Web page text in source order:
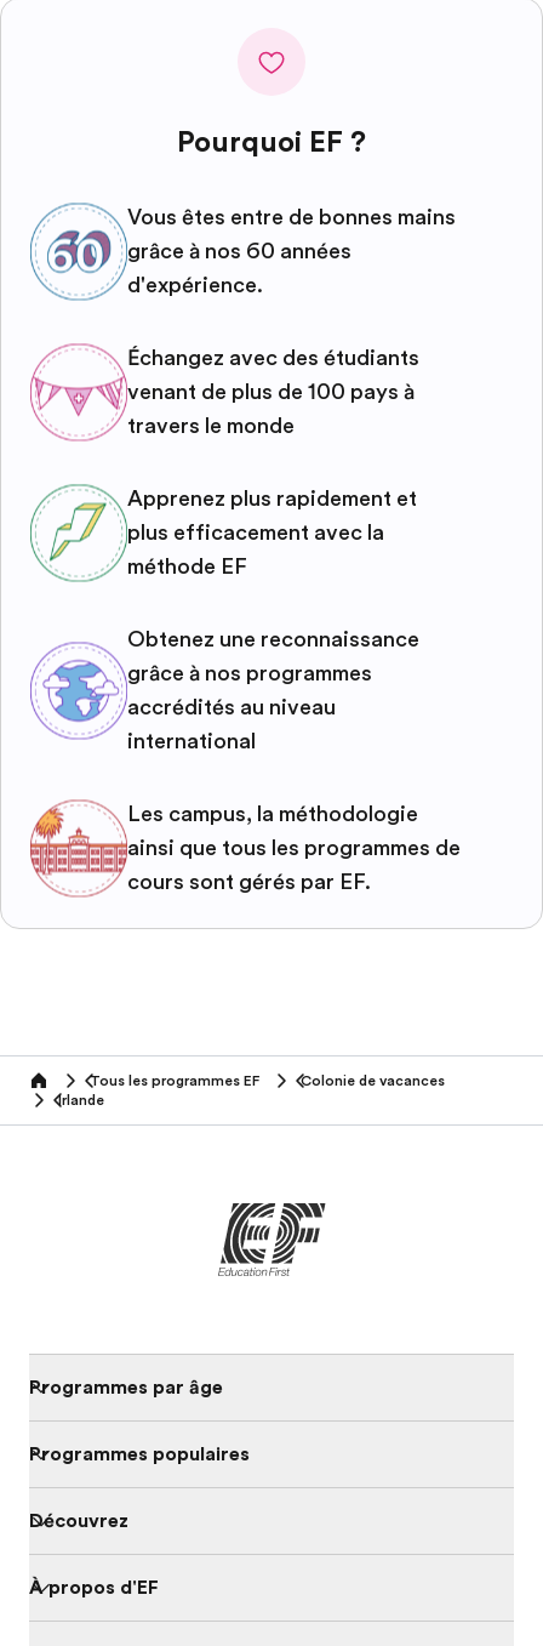
Pourquoi EF ?
Vous êtes entre de bonnes mains
grâce à nos 60 années
d'expérience.
Échangez avec des étudiants
venant de plus de 100 pays à
travers le monde
Apprenez plus rapidement et
plus efficacement avec la
méthode EF
Obtenez une reconnaissance
grâce à nos programmes
accrédités au niveau
international
Les campus, la méthodologie
ainsi que tous les programmes de
cours sont gérés par EF.
home Tous les programmes EF
Colonie de vacances
Irlande
Programmes par âge
Programmes populaires
Découvrez
À propos d'EF